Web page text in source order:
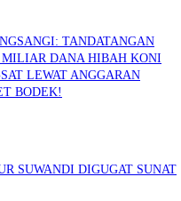
TANDATANGAN
MILIAR DANA HIBAH KONI
LEWAT ANGGARAN
BODEK!
SUWANDI DIGUGAT SUNAT